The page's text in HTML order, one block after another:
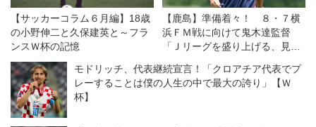
【サッカーコラム６月編】18歳
の小野伸二と久保建英と～フラ
ンスＷ杯の記憶
【鹿島】準備着々！ ８・７横
浜ＦＭ戦に向けて鬼木達監督
「Ｊリーグを盛り上げる、見て
をしたい」
モドリッチ、代表継続宣言！「クロアチア代表でプ
レーすることは僕の人生の中で最大の誇り」【Ｗ
杯】